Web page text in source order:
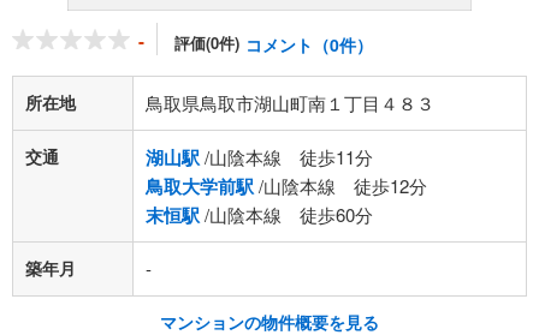
- 評価(0件) コメント（0件）
所在地 鳥取県鳥取市湖山町南１丁目４８３
交通 湖山駅/山陰本線 徒歩11分
鳥取大学前駅/山陰本線 徒歩12分
末恒駅/山陰本線 徒歩60分
築年月 -
マンションの物件概要を見る